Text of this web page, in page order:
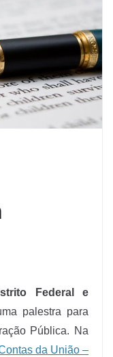
Federal e
palestra para
Pública. Na
da União –